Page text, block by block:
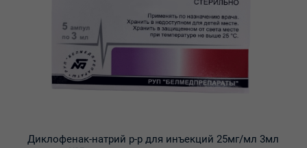
Диклофенак-натрий р-р для инъекций 25мг/мл 3мл